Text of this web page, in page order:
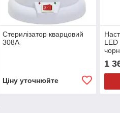
Стерилізатор кварцовий
308A
Ціну уточнюйте
1